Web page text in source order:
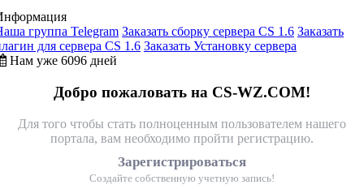
группа Telegram Заказать сборку сервера CS 1.6 Заказать
для сервера CS 1.6 Заказать Установку сервера
Нам уже 6096 дней
Добро пожаловать на CS-WZ.COM!
Для того чтобы стать полноценным пользователем нашего
портала, вам необходимо пройти регистрацию.
Зарегистрироваться
Создайте собственную учетную запись!